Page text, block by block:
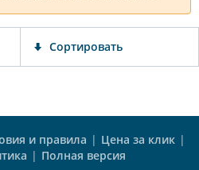
Сортировать
и правила | Цена за клик |
| Полная версия